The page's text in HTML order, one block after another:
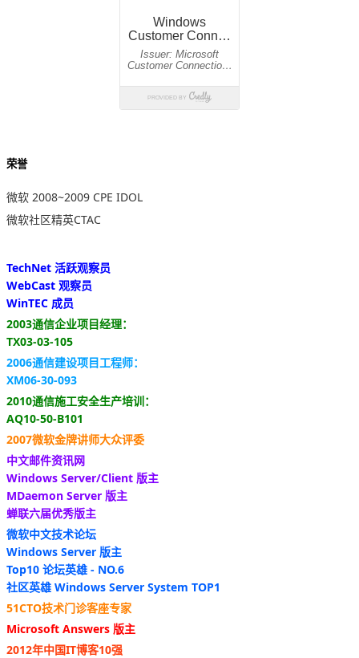
荣誉
微软 2008~2009 CPE IDOL
微软社区精英CTAC
TechNet 活跃观察员
WebCast 观察员
WinTEC 成员
2003通信企业项目经理：
TX03-03-105
2006通信建设项目工程师：
XM06-30-093
2010通信施工安全生产培训：
AQ10-50-B101
2007微软金牌讲师大众评委
中文邮件资讯网
Windows Server/Client 版主
MDaemon Server 版主
蝉联六届优秀版主
微软中文技术论坛
Windows Server 版主
Top10 论坛英雄 - NO.6
社区英雄 Windows Server System TOP1
51CTO技术门诊客座专家
Microsoft Answers 版主
2012年中国IT博客10强